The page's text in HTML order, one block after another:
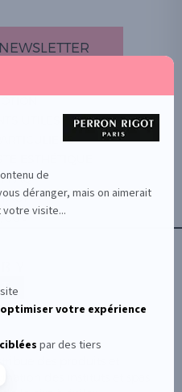
de
déranger, mais on aimerait
visite...
optimiservotre expérience
par des tiers
FAQ
CGV
des instituts et spas.